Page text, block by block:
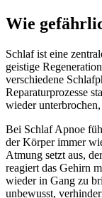
Wie
Schlaf ist eine
geistige
verschiedene
Reparaturprozesse
wieder
Bei Schlaf Apnoe
der Körper immer
Atmung setzt aus,
reagiert das Gehirn
wieder in Gang zu
unbewusst,